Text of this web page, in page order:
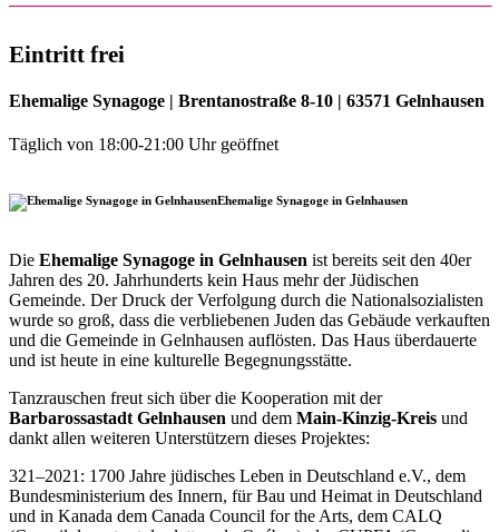
Eintritt frei
Ehemalige Synagoge | Brentanostraße 8-10 | 63571 Gelnhausen
Täglich von 18:00-21:00 Uhr geöffnet
Ehemalige Synagoge in Gelnhausen
Die Ehemalige Synagoge in Gelnhausen ist bereits seit den 40er
Jahren des 20. Jahrhunderts kein Haus mehr der Jüdischen
Gemeinde. Der Druck der Verfolgung durch die Nationalsozialisten
wurde so groß, dass die verbliebenen Juden das Gebäude verkauften
und die Gemeinde in Gelnhausen auflösten. Das Haus überdauerte
und ist heute in eine kulturelle Begegnungsstätte.
Tanzrauschen freut sich über die Kooperation mit der
Barbarossastadt Gelnhausen und dem Main-Kinzig-Kreis und
dankt allen weiteren Unterstützern dieses Projektes:
321–2021: 1700 Jahre jüdisches Leben in Deutschland e.V., dem
Bundesministerium des Innern, für Bau und Heimat in Deutschland
und in Kanada dem Canada Council for the Arts, dem CALQ